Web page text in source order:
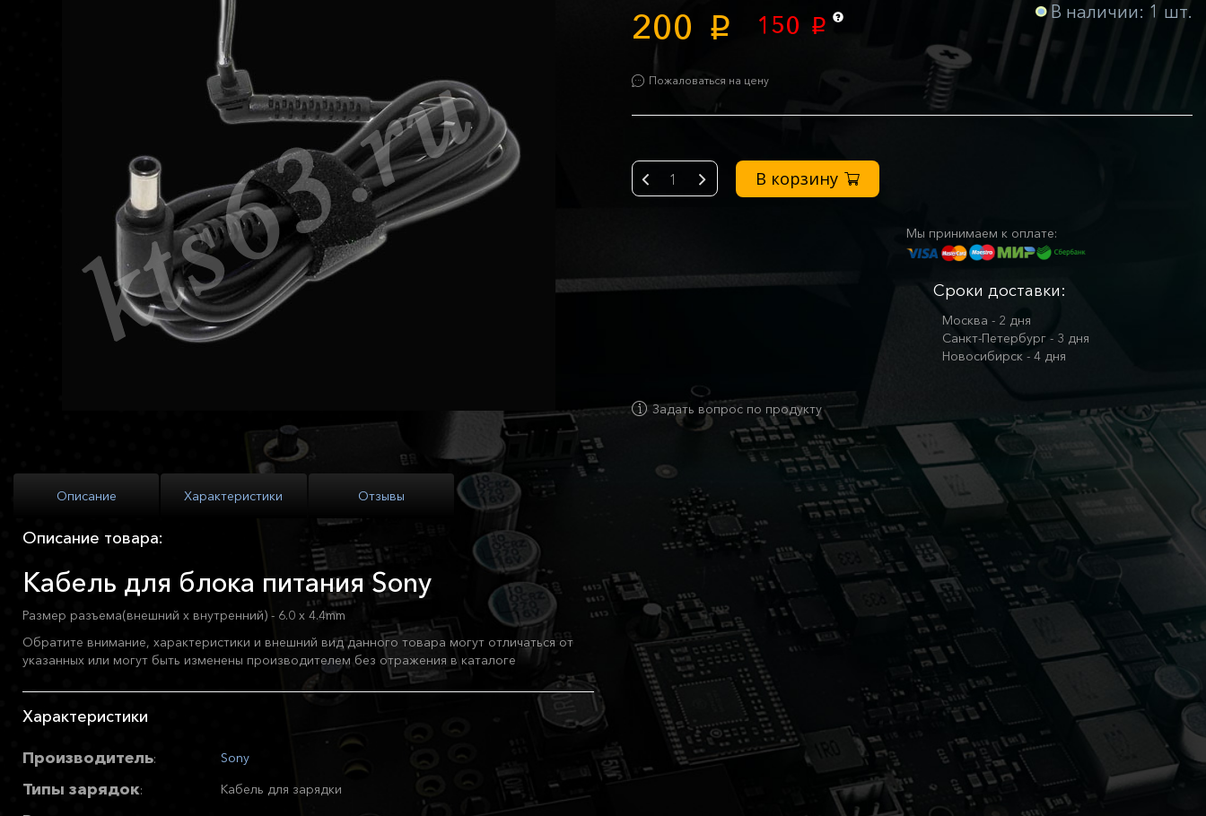
200 p 150 p
Пожаловаться на цену
В наличии: 1 шт.
- + В корзину
Мы принимаем к оплате:
Сроки доставки:
Москва - 2 дня
Санкт-Петербург - 3 дня
Новосибирск - 4 дня
Задать вопрос по продукту
Описание Характеристики Отзывы
Описание товара:
Кабель для блока питания Sony
Размер разъема(внешний x внутренний) - 6.0 x 4.4mm
Обратите внимание, характеристики и внешний вид данного товара могут отличаться от
указанных или могут быть изменены производителем без отражения в каталоге
Характеристики
Производитель: Sony
Типы зарядок: Кабель для зарядки